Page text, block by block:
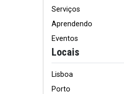
Serviços
Aprendendo
Eventos
Locais
Lisboa
Porto